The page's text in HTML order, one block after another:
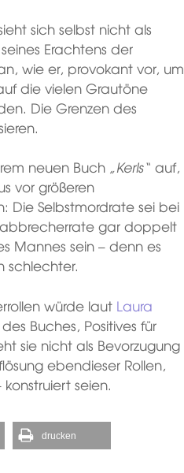
sich selbst nicht als
Erachtens der
wie er, provokant vor, um
die vielen Grautöne
Die Grenzen des
neuen Buch „Kerls“ auf,
vor größeren
Die Selbstmordrate sei bei
gar doppelt
Mannes sein – denn es
schlechter.
würde laut Laura
Buches, Positives für
sie nicht als Bevorzugung
ebendieser Rollen,
seien.
drucken